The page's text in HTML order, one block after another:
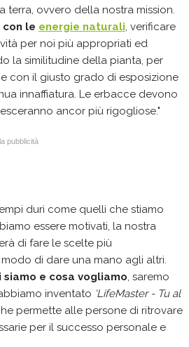
terra, ovvero della nostra mission.
le energie naturali, verificare
per noi più appropriati ed
la similitudine della pianta, per
con il giusto grado di esposizione
innaffiatura. Le erbacce devono
ancor più rigogliose."
pubblicità
duri come quelli che stiamo
essere motivati, la nostra
di fare le scelte più
di dare una mano agli altri.
siamo e cosa vogliamo, saremo
inventato 'LifeMaster - Tu al
permette alle persone di ritrovare
per il successo personale e